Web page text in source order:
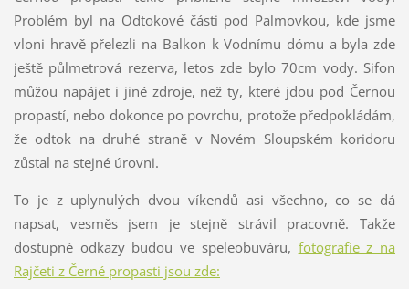
Problém byl na Odtokové části pod Palmovkou, kde jsme
vloni hravě přelezli na Balkon k Vodnímu dómu a byla zde
ještě půlmetrová rezerva, letos zde bylo 70cm vody. Sifon
můžou napájet i jiné zdroje, než ty, které jdou pod Černou
propastí, nebo dokonce po povrchu, protože předpokládám,
že odtok na druhé straně v Novém Sloupském koridoru
zůstal na stejné úrovni.
To je z uplynulých dvou víkendů asi všechno, co se dá
napsat, vesměs jsem je stejně strávil pracovně. Takže
dostupné odkazy budou ve speleobuváru, fotografie z na
Rajčeti z Černé propasti jsou zde: